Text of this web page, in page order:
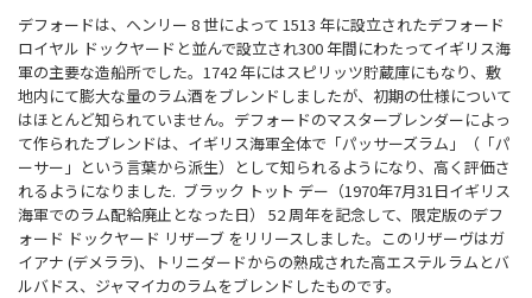
デフォードは、ヘンリー 8 世によって 1513 年に設立されたデフォード
ロイヤル ドックヤードと並んで設立され300 年間にわたってイギリス海
軍の主要な造船所でした。1742 年にはスピリッツ貯蔵庫にもなり、敷
地内にて膨大な量のラム酒をブレンドしましたが、初期の仕様について
はほとんど知られていません。デフォードのマスターブレンダーによっ
て作られたブレンドは、イギリス海軍全体で「パッサーズラム」（「パ
ーサー」という言葉から派生）として知られるようになり、高く評価さ
れるようになりました. ブラック トット デー（1970年7月31日イギリス
海軍でのラム配給廃止となった日） 52 周年を記念して、限定版のデフ
ォード ドックヤード リザーブ をリリースしました。このリザーヴはガ
イアナ (デメララ)、トリニダードからの熟成された高エステルラムとバ
ルバドス、ジャマイカのラムをブレンドしたものです。